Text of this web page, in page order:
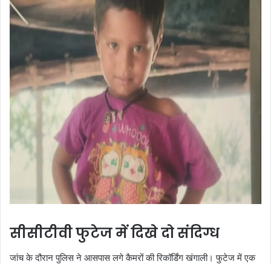
सीसीटीवी फुटेज में दिखे दो संदिग्ध
जांच के दौरान पुलिस ने आसपास लगे कैमरों की रिकॉर्डिंग खंगाली। फुटेज में एक